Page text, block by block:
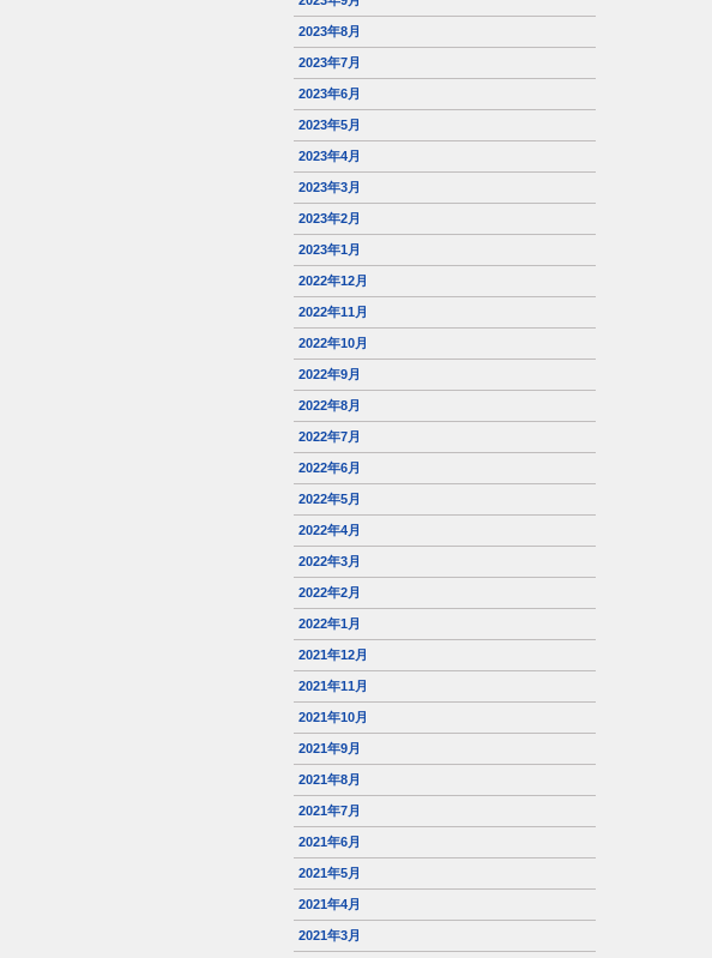
2023年8月
2023年7月
2023年6月
2023年5月
2023年4月
2023年3月
2023年2月
2023年1月
2022年12月
2022年11月
2022年10月
2022年9月
2022年8月
2022年7月
2022年6月
2022年5月
2022年4月
2022年3月
2022年2月
2022年1月
2021年12月
2021年11月
2021年10月
2021年9月
2021年8月
2021年7月
2021年6月
2021年5月
2021年4月
2021年3月